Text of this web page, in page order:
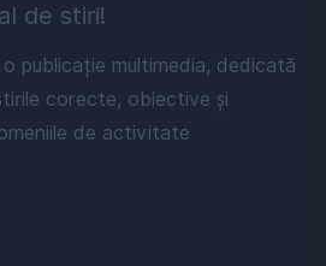
de stiri!
publicație multimedia, dedicată
corecte, obiective și
de activitate